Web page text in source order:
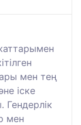
мен тең
іске
мен